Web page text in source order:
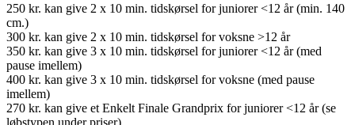
250 kr. kan give 2 x 10 min. tidskørsel for juniorer <12 år (min. 140
cm.)
300 kr. kan give 2 x 10 min. tidskørsel for voksne >12 år
350 kr. kan give 3 x 10 min. tidskørsel for juniorer <12 år (med
pause imellem)
400 kr. kan give 3 x 10 min. tidskørsel for voksne (med pause
imellem)
270 kr. kan give et Enkelt Finale Grandprix for juniorer <12 år (se
løbstypen under priser)